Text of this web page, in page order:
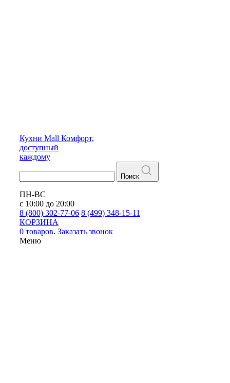
Кухни Mall Комфорт,
доступный
каждому
Поиск
ПН-ВС
с 10:00 до 20:00
8 (800) 302-77-06 8 (499) 348-15-11
КОРЗИНА
0 товаров. Заказать звонок
Меню